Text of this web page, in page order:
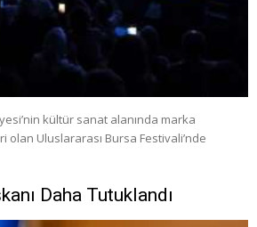
kültür sanat alanında marka
olan Uluslararası Bursa Festivali’nde
Daha Tutuklandı